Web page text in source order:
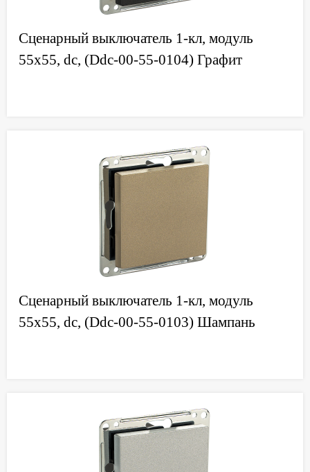
Сценарный выключатель 1-кл, модуль
55х55, dc, (Ddc-00-55-0104) Графит
Сценарный выключатель 1-кл, модуль
55х55, dc, (Ddc-00-55-0103) Шампань